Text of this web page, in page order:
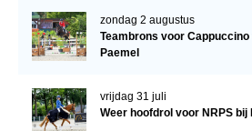
Lid worden
Statuten en reglementen
Privacyverklaring
Algemeen
zondag 2 augustus
Teambrons voor Cappuccino
Paemel
vrijdag 31 juli
Weer hoofdrol voor NRPS bij